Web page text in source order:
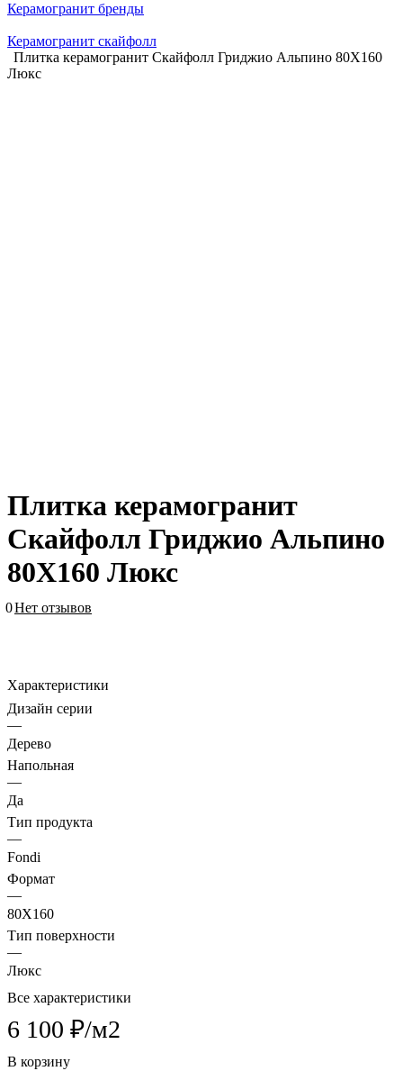
Керамогранит бренды
Керамогранит скайфолл
Плитка керамогранит Скайфолл Гриджио Альпино 80X160
Люкс
Плитка керамогранит
Скайфолл Гриджио Альпино
80X160 Люкс
0Нет отзывов
Характеристики
Дизайн серии
—
Дерево
Напольная
—
Да
Тип продукта
—
Fondi
Формат
—
80X160
Тип поверхности
—
Люкс
Все характеристики
6 100 ₽/м2
В корзину